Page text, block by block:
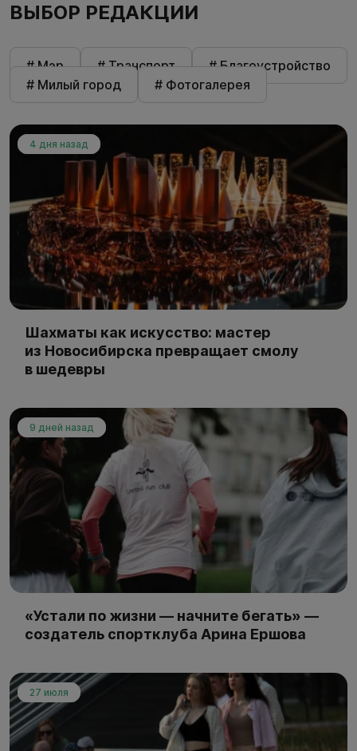
ВЫБОР РЕДАКЦИИ
# Мэр # Транспорт
# Благоустройство
# Милый город
# Фотогалерея
4 дня назад
Шахматы как искусство: мастер
из Новосибирска превращает смолу
в шедевры
9 дней назад
«Устали по жизни — начните бегать» —
создатель спортклуба Арина Ершова
27 июля